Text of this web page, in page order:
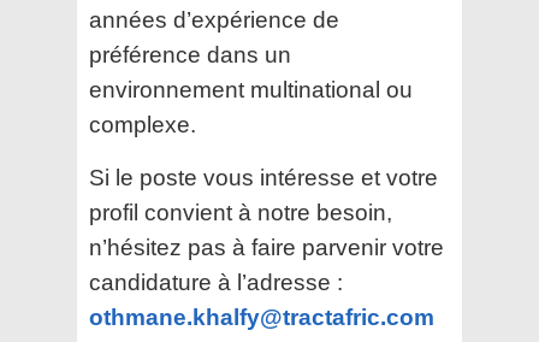
années d’expérience de
préférence dans un
environnement multinational ou
complexe.
Si le poste vous intéresse et votre
profil convient à notre besoin,
n’hésitez pas à faire parvenir votre
candidature à l’adresse :
othmane.khalfy@tractafric.com